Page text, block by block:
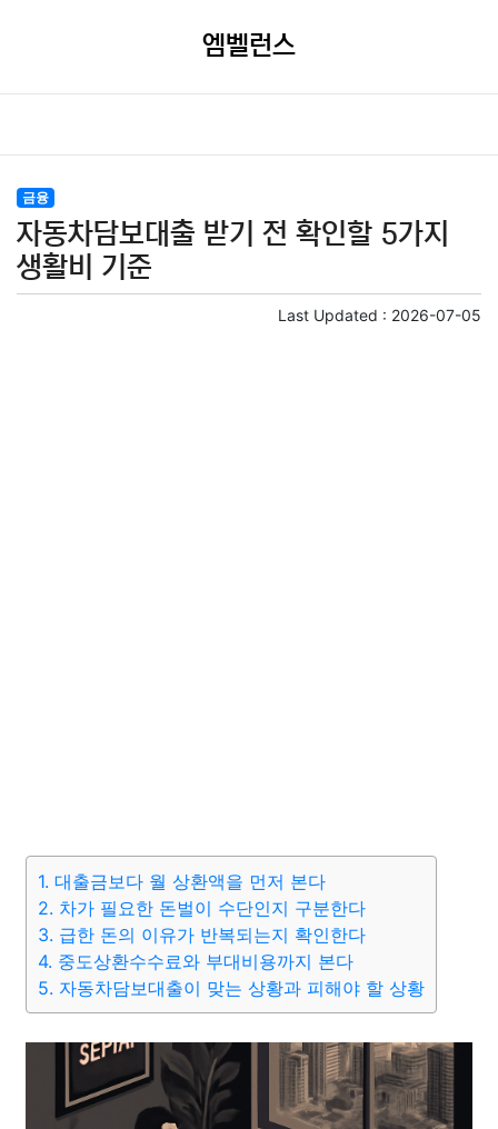
엠벨런스
금융
자동차담보대출 받기 전 확인할 5가지
생활비 기준
Last Updated : 2026-07-05
1. 대출금보다 월 상환액을 먼저 본다
2. 차가 필요한 돈벌이 수단인지 구분한다
3. 급한 돈의 이유가 반복되는지 확인한다
4. 중도상환수수료와 부대비용까지 본다
5. 자동차담보대출이 맞는 상황과 피해야 할 상황